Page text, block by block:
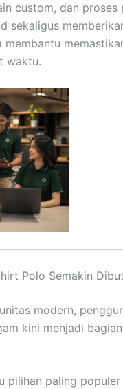
custom, dan
sekaligus
waktu.
Polo Semakin
modern,
kini menjadi
pilihan paling